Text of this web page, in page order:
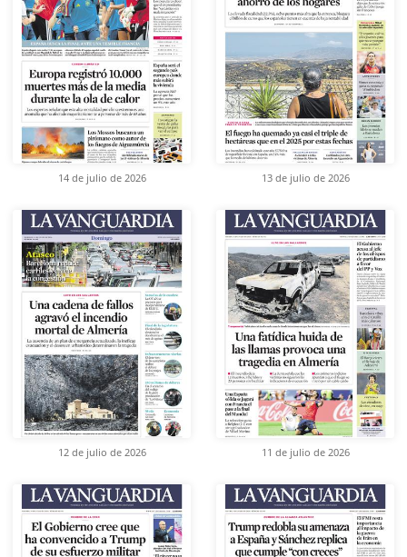
14 de julio de 2026 13 de julio de 2026
12 de julio de 2026 11 de julio de 2026